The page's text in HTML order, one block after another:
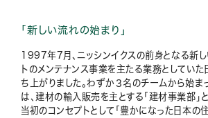
「新しい流れの始まり」
1997年7月、ニッシンイクスの前身となる新し
トのメンテナンス事業を主たる業務としてい
ち上がりました。わずか３名のチームから始
は、建材の輸入販売を主とする「建材事業部」
当初のコンセプトとして「豊かになった日本の